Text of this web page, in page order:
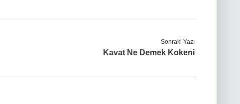
Sonraki Yazı
Kavat Ne Demek Kokeni